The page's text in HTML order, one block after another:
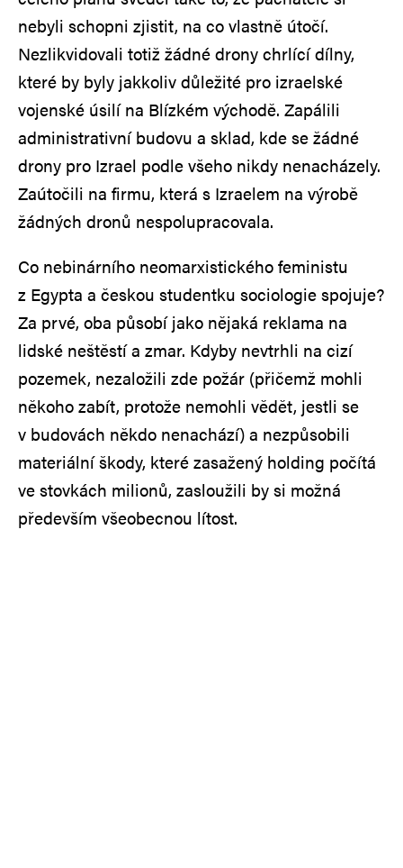
nebyli schopni zjistit, na co vlastně útočí.
Nezlikvidovali totiž žádné drony chrlící dílny,
které by byly jakkoliv důležité pro izraelské
vojenské úsilí na Blízkém východě. Zapálili
administrativní budovu a sklad, kde se žádné
drony pro Izrael podle všeho nikdy nenacházely.
Zaútočili na firmu, která s Izraelem na výrobě
žádných dronů nespolupracovala.
Co nebinárního neomarxistického feministu
z Egypta a českou studentku sociologie spojuje?
Za prvé, oba působí jako nějaká reklama na
lidské neštěstí a zmar. Kdyby nevtrhli na cizí
pozemek, nezaložili zde požár (přičemž mohli
někoho zabít, protože nemohli vědět, jestli se
v budovách někdo nenachází) a nezpůsobili
materiální škody, které zasažený holding počítá
ve stovkách milionů, zasloužili by si možná
především všeobecnou lítost.